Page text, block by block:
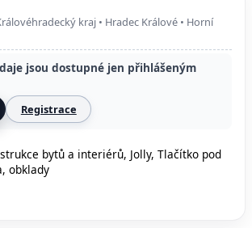
kraj • Hradec Králové • Horní
jsou dostupné jen přihlášeným
Registrace
bytů a interiérů, Jolly, Tlačítko pod
obklady